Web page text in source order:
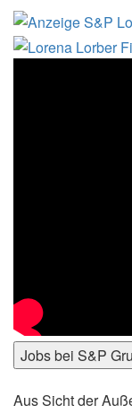
Jobs bei S&P
Aus Sicht der